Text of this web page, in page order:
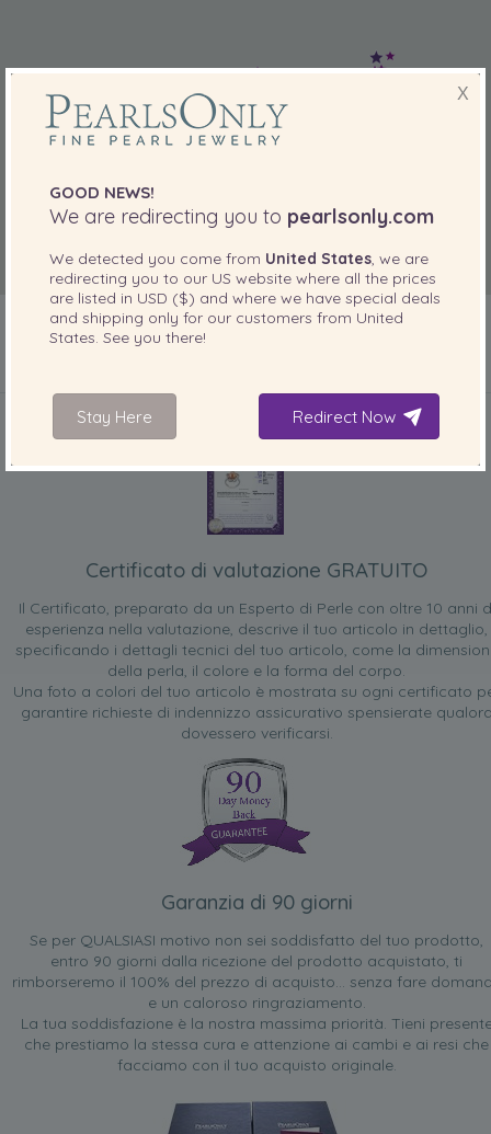
INCLUSO CON IL PRODOTTO
Certificato di valutazione GRATUITO
Il Certificato, preparato da un Esperto di Perle con oltre 10 anni
esperienza nella valutazione, descrive il tuo articolo in dettaglio,
specificando i dettagli tecnici del tuo articolo, come la
della perla, il colore e la forma del corpo.
Una foto a colori del tuo articolo è mostrata su ogni certificato
garantire richieste di indennizzo assicurativo spensierate
dovessero verificarsi.
Garanzia di 90 giorni
Se per QUALSIASI motivo non sei soddisfatto del tuo prodotto,
entro 90 giorni dalla ricezione del prodotto acquistato, ti
rimborseremo il 100% del prezzo di acquisto... senza fare
e un caloroso ringraziamento.
La tua soddisfazione è la nostra massima priorità. Tieni
che prestiamo la stessa cura e attenzione ai cambi e ai resi che
facciamo con il tuo acquisto originale.
X
GOOD NEWS!
We are redirecting you to pearlsonly.com
We detected you come from United States, we are
redirecting you to our US website where all the prices
are listed in USD ($) and where we have special deals
and shipping only for our customers from United
States. See you there!
Stay Here Redirect Now